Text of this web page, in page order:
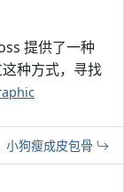
提供了一种
种方式，寻找
小狗瘦成皮包骨